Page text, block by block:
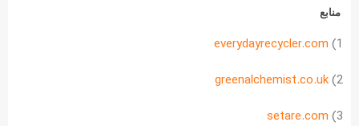
منابع
1)
everydayrecycler.com
2)
greenalchemist.co.uk
3)
setare.com